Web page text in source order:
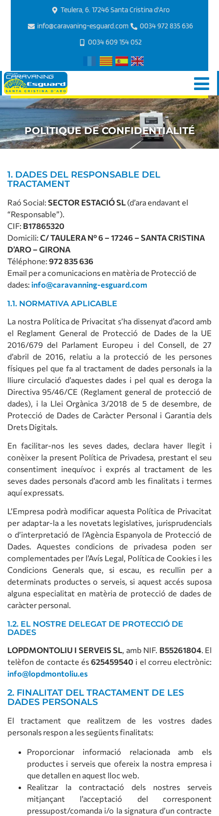
Teulera, 6. 17246 Santa Cristina d'Aro
info@caravaning-esguard.com
0034 972 835 636
0034 609 154 052
POLITIQUE DE CONFIDENTIALITÉ
1. DADES DEL RESPONSABLE DEL
TRACTAMENT
Raó Social: SECTOR ESTACIÓ SL (d’ara endavant el
“Responsable”).
CIF: B17865320
Domicili: C/ TAULERA Nº 6 – 17246 – SANTA CRISTINA
D’ARO – GIRONA
Téléphone: 972 835 636
Email per a comunicacions en matèria de Protecció de
dades: info@caravanning-esguard.com
1.1. NORMATIVA APLICABLE
La nostra Política de Privacitat s’ha dissenyat d’acord amb
el Reglament General de Protecció de Dades de la UE
2016/679 del Parlament Europeu i del Consell, de 27
d’abril de 2016, relatiu a la protecció de les persones
físiques pel que fa al tractament de dades personals ia la
lliure circulació d’aquestes dades i pel qual es deroga la
Directiva 95/46/CE (Reglament general de protecció de
dades), i la Llei Orgànica 3/2018 de 5 de desembre, de
Protecció de Dades de Caràcter Personal i Garantia dels
Drets Digitals.
En facilitar-nos les seves dades, declara haver llegit i
conèixer la present Política de Privadesa, prestant el seu
consentiment inequívoc i exprés al tractament de les
seves dades personals d’acord amb les finalitats i termes
aquí expressats.
L’Empresa podrà modificar aquesta Política de Privacitat
per adaptar-la a les novetats legislatives, jurisprudencials
o d’interpretació de l’Agència Espanyola de Protecció de
Dades. Aquestes condicions de privadesa poden ser
complementades per l’Avís Legal, Política de Cookies i les
Condicions Generals que, si escau, es recullin per a
determinats productes o serveis, si aquest accés suposa
alguna especialitat en matèria de protecció de dades de
caràcter personal.
1.2. EL NOSTRE DELEGAT DE PROTECCIÓ DE
DADES
LOPDMONTOLIU I SERVEIS SL, amb NIF. B55261804. El
telèfon de contacte és 625459540 i el correu electrònic:
info@lopdmontoliu.es
2. FINALITAT DEL TRACTAMENT DE LES
DADES PERSONALS
El tractament que realitzem de les vostres dades
personals respon a les següents finalitats:
Proporcionar informació relacionada amb els
productes i serveis que ofereix la nostra empresa i
que detallen en aquest lloc web.
Realitzar la contractació dels nostres serveis
mitjançant l’acceptació del corresponent
pressupost/comanda i/o la signatura d’un contracte